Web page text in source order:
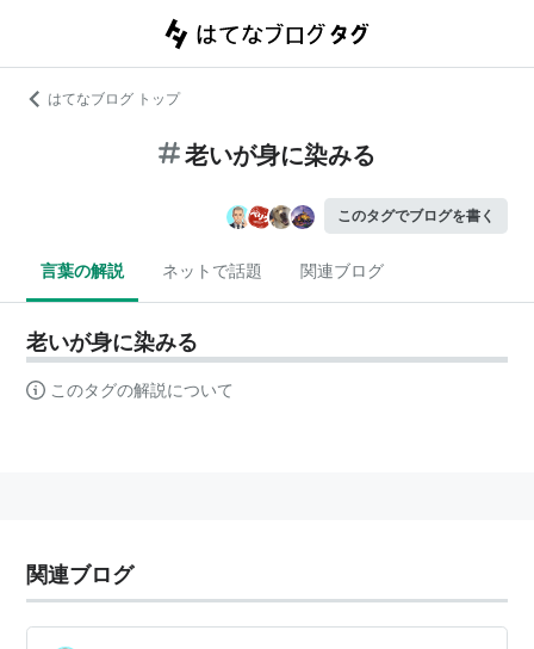
はてなブログ トップ
老いが身に染みる
このタグでブログを書く
言葉の解説 ネットで話題 関連ブログ
老いが身に染みる
このタグの解説について
関連ブログ